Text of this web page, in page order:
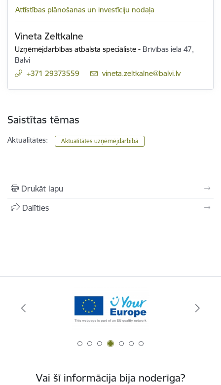
Attīstības plānošanas un investīciju nodaļa
Vineta Zeltkalne
Uzņēmējdarbības atbalsta speciāliste - Brīvības iela 47,
Balvi
+371 29373559
E-pasts:
vineta.zeltkalne@balvi.lv
Saistītas tēmas
Aktualitātes: Aktualitātes uzņēmējdarbībā
Drukāt lapu
Dalīties
Vai šī informācija bija noderīga?